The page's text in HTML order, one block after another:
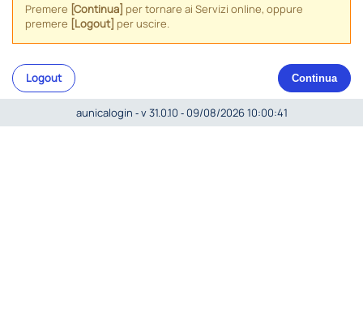
Premere [Continua] per tornare ai Servizi online, oppure
premere [Logout] per uscire.
Logout Continua
aunicalogin ‐ v 31.0.10 ‐ 09/08/2026 10:00:41